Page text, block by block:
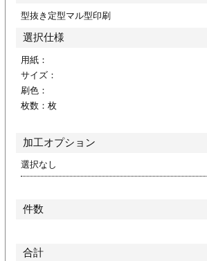
加工
リーブ
型抜き定型マル型印刷
選択仕様
用紙：
サイズ：
刷色：
枚数： 枚
加工オプション
選択なし
件数
合計